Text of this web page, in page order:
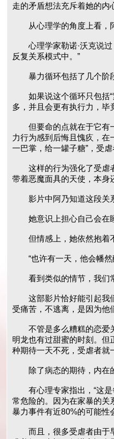
走的矛盾想法充斥着她的内
从心理学的角度上看，阿
心理学家勒诺·沃克说过
反复关系模式中。”
暴力循环包括了几个阶
如果说这个循环只包括“
多，并且会更有执行力，毕
但要命的点就在于它有一
力行为感到后悔且愧疚，在
一巴掌，给一罐子糖”，受虐
这样的行为强化了受虐者
带着恶魔面具的天使，本身
影片中阿乃知道这段关系
她意识上担心自己会在睡
但情感上，她依然抱着不
“也许有一天，他会幡然
看到类似的情节，我们常
这部影片恰好能引起我们
受痛苦，不逃离，是因为他
不管是多么糟糕的恋爱关
明龙也有过甜蜜的时刻。但
种期待一天不死，受虐者就
除了病态的期待，内在的
有心理专家指出，“这是
常危险的。因为在家暴的关
暴力事件有近80%的可能性
而且，很多受虐者由于早